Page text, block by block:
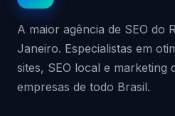
A maior agência de SEO do
Janeiro. Especialistas em
sites, SEO local e marketing
empresas de todo Brasil.